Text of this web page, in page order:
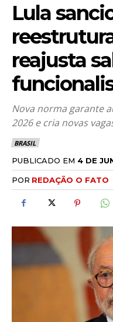
Lula
reajusta
Nova norma garante
2026 e cria novas
BRASIL
PUBLICADO EM 4 DE
POR REDAÇÃO O FATO